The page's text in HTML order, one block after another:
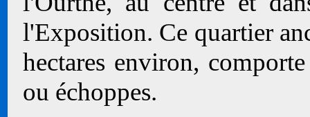
l'Exposition. Ce quartier
hectares environ,
ou échoppes.